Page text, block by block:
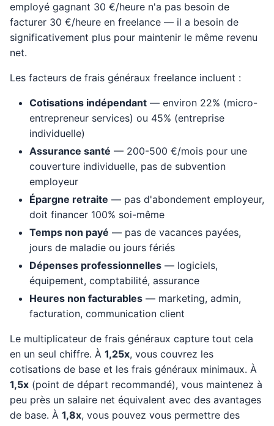
employé gagnant 30 €/heure n'a pas besoin de
facturer 30 €/heure en freelance — il a besoin de
significativement plus pour maintenir le même revenu
net.
Les facteurs de frais généraux freelance incluent :
Cotisations indépendant — environ 22% (micro-
entrepreneur services) ou 45% (entreprise
individuelle)
Assurance santé — 200-500 €/mois pour une
couverture individuelle, pas de subvention
employeur
Épargne retraite — pas d'abondement employeur,
doit financer 100% soi-même
Temps non payé — pas de vacances payées,
jours de maladie ou jours fériés
Dépenses professionnelles — logiciels,
équipement, comptabilité, assurance
Heures non facturables — marketing, admin,
facturation, communication client
Le multiplicateur de frais généraux capture tout cela
en un seul chiffre. À 1,25x, vous couvrez les
cotisations de base et les frais généraux minimaux. À
1,5x (point de départ recommandé), vous maintenez à
peu près un salaire net équivalent avec des avantages
de base. À 1,8x, vous pouvez vous permettre des